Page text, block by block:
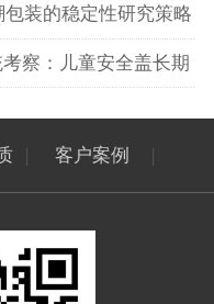
装的稳定性研究策略
察：儿童安全盖长期
| 客户案例 |